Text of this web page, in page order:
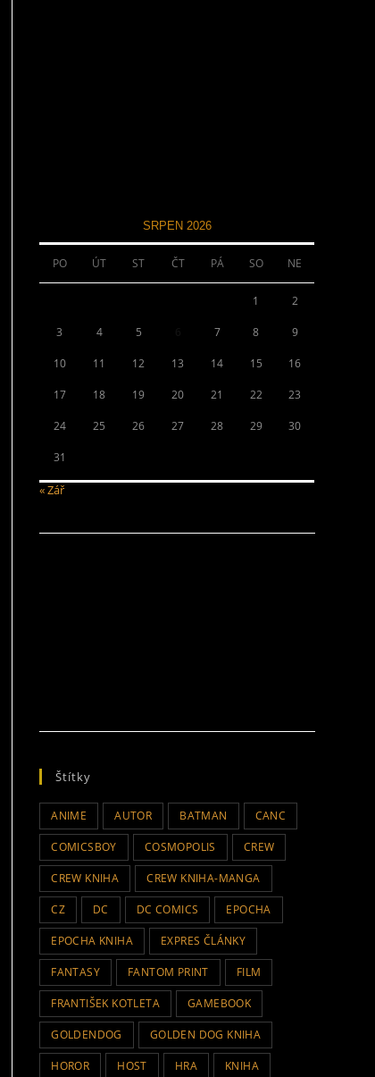
SRPEN 2026
PO ÚT ST ČT PÁ SO NE
1 2
3 4 5 7 8 9
10 11 12 13 14 15 16
17 18 19 20 21 22 23
24 25 26 27 28 29 30
31
« Zář
Štítky
ANIME AUTOR BATMAN CANC
COMICSBOY COSMOPOLIS CREW
CREW KNIHA CREW KNIHA-MANGA
CZ DC DC COMICS EPOCHA
EPOCHA KNIHA EXPRES ČLÁNKY
FANTASY FANTOM PRINT FILM
FRANTIŠEK KOTLETA GAMEBOOK
GOLDENDOG GOLDEN DOG KNIHA
HOROR HOST HRA KNIHA